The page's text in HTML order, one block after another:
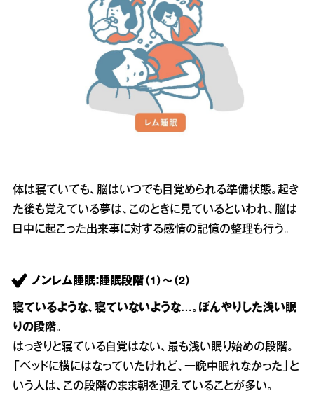
体は寝ていても、脳はいつでも目覚められる準備状態。起き
た後も覚えている夢は、このときに見ているといわれ、脳は
日中に起こった出来事に対する感情の記憶の整理も行う。
ノンレム睡眠：睡眠段階（1）～（2）
寝ているような、寝ていないような…。ぼんやりした浅い眠
りの段階。
はっきりと寝ている自覚はない、最も浅い眠り始めの段階。
「ベッドに横にはなっていたけれど、一晩中眠れなかった」と
いう人は、この段階のまま朝を迎えていることが多い。